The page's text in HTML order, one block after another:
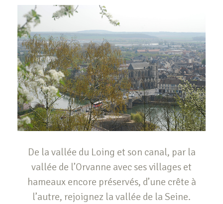
De la vallée du Loing et son canal, par la
vallée de l’Orvanne avec ses villages et
hameaux encore préservés, d’une crête à
l’autre, rejoignez la vallée de la Seine.